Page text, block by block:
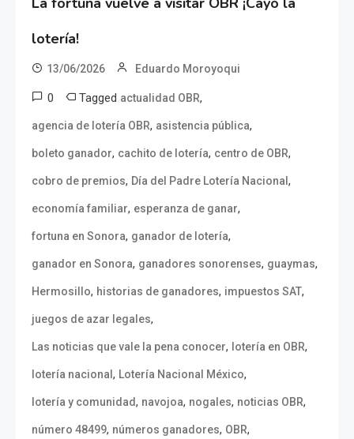
lotería!
13/06/2026 Eduardo Moroyoqui
0 Tagged actualidad OBR,
agencia de lotería OBR, asistencia pública,
boleto ganador, cachito de lotería, centro de OBR,
cobro de premios, Día del Padre Lotería Nacional ,
economía familiar, esperanza de ganar,
fortuna en Sonora, ganador de lotería,
ganador en Sonora, ganadores sonorenses, guaymas,
Hermosillo, historias de ganadores, impuestos SAT,
juegos de azar legales,
Las noticias que vale la pena conocer, lotería en OBR,
lotería nacional , Lotería Nacional México,
lotería y comunidad, navojoa, nogales, noticias OBR,
número 48499, números ganadores, OBR,